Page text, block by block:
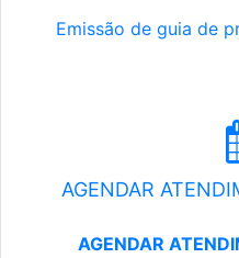
Emissão de guia de
AGENDAR
AGENDAR